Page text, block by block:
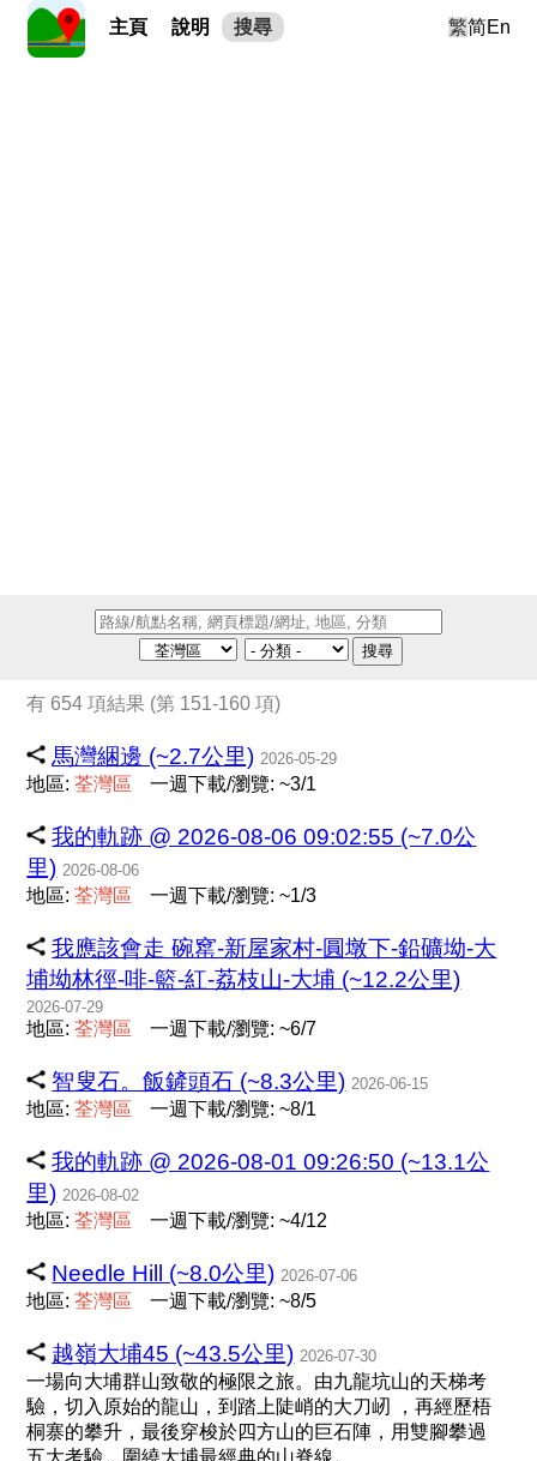
主頁 說明 搜尋 繁简En
搜尋
有 654 項結果 (第 151-160 項)
馬灣綑邊 (~2.7公里) 2026-05-29
地區:荃灣區 一週下載/瀏覽: ~3/1
我的軌跡 @ 2026-08-06 09:02:55 (~7.0公
里) 2026-08-06
地區:荃灣區 一週下載/瀏覽: ~1/3
我應該會走 碗窰-新屋家村-圓墩下-鉛礦坳-大
埔坳林徑-啡-籃-紅-荔枝山-大埔 (~12.2公里)
2026-07-29
地區:荃灣區 一週下載/瀏覽: ~6/7
智叟石。飯鏟頭石 (~8.3公里) 2026-06-15
地區:荃灣區 一週下載/瀏覽: ~8/1
我的軌跡 @ 2026-08-01 09:26:50 (~13.1公
里) 2026-08-02
地區:荃灣區 一週下載/瀏覽: ~4/12
Needle Hill (~8.0公里) 2026-07-06
地區:荃灣區 一週下載/瀏覽: ~8/5
越嶺大埔45 (~43.5公里) 2026-07-30
一場向大埔群山致敬的極限之旅。由九龍坑山的天梯考
驗，切入原始的龍山，到踏上陡峭的大刀屻 ，再經歷梧
桐寨的攀升，最後穿梭於四方山的巨石陣，用雙腳攀過
五大考驗，圍繞大埔最經典的山脊線。